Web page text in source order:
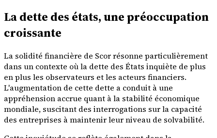
La dette des états, une préoccupation
croissante
La solidité financière de Scor résonne particulièrement
dans un contexte où la dette des États inquiète de plus
en plus les observateurs et les acteurs financiers.
L'augmentation de cette dette a conduit à une
appréhension accrue quant à la stabilité économique
mondiale, suscitant des interrogations sur la capacité
des entreprises à maintenir leur niveau de solvabilité.